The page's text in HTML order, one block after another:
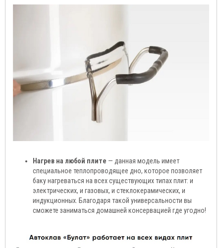
Нагрев на любой плите — данная модель имеет
специальное теплопроводящее дно, которое позволяет
баку нагреваться на всех существующих типах плит: и
электрических, и газовых, и стеклокерамических, и
индукционных. Благодаря такой универсальности вы
сможете заниматься домашней консервацией где угодно!